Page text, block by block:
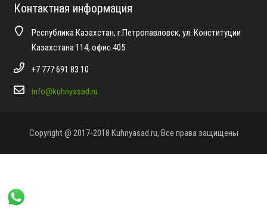
Контактная информация
Республика Казахстан, г.Петропавловск, ул. Конституции
Казахстана 114, офис 405
+7 777 691 83 10
info@kuhnyasad.ru
Copyright @ 2017-2018 Kuhnyasad.ru, Все права защищены